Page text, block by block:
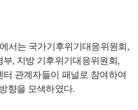
서는 국가기후위기대응위원회 ,
부, 지방 기후위기대응위원회 ,
터 관계자들이 패널로 참여하여
향을 모색하였다.